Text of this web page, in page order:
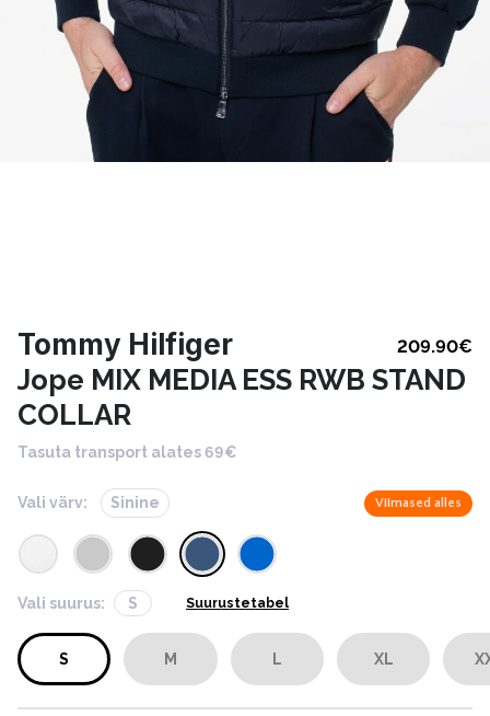
Tommy Hilfiger 209.90€
Jope MIX MEDIA ESS RWB STAND
COLLAR
Tasuta transport alates 69€
Vali värv: Sinine Viimased alles
Vali suurus: S Suurustetabel
S M L XL